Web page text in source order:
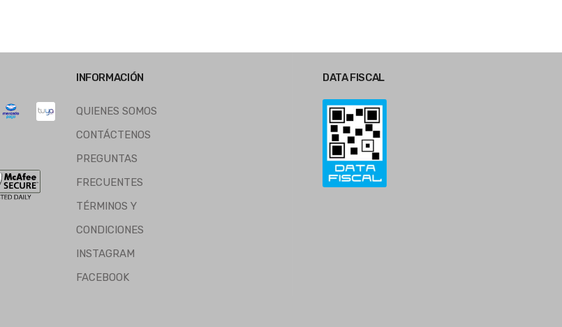
INFORMACIÓN
QUIENES SOMOS
CONTÁCTENOS
PREGUNTAS
FRECUENTES
TÉRMINOS Y
CONDICIONES
INSTAGRAM
FACEBOOK
DATA FISCAL